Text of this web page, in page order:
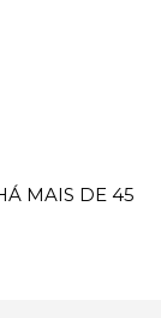
MAIS DE 45